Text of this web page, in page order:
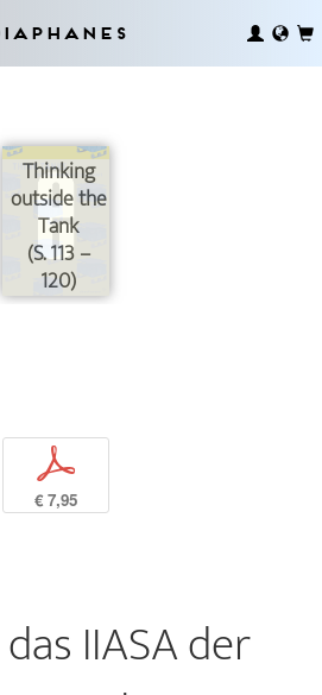
Thinking
outside the
Tank
(S. 113 –
120)
p
€ 7,95
IIASA der